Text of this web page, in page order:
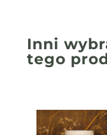
Inni
tego